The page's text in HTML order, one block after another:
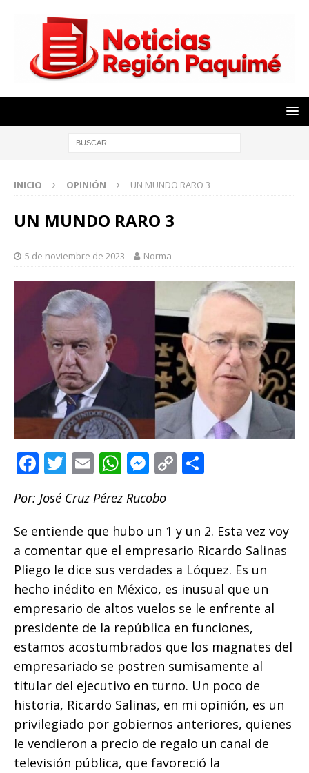
INICIO OPINIÓN UN MUNDO RARO 3
UN MUNDO RARO 3
5 de noviembre de 2023 Norma
F
c
e
b
o
o
k
T
it
te
r
E
m
ai
l
W
at
s
A
p
p
M
e
ss
e
n
g
e
r
C
y
Li
n
k
p
ar
ti
r
Por: José Cruz Pérez Rucobo
Se entiende que hubo un 1 y un 2. Esta vez voy
a comentar que el empresario Ricardo Salinas
Pliego le dice sus verdades a Lóquez. Es un
hecho inédito en México, es inusual que un
empresario de altos vuelos se le enfrente al
presidente de la república en funciones,
estamos acostumbrados que los magnates del
empresariado se postren sumisamente al
titular del ejecutivo en turno. Un poco de
historia, Ricardo Salinas, en mi opinión, es un
privilegiado por gobiernos anteriores, quienes
le vendieron a precio de regalo un canal de
televisión pública, que favoreció la